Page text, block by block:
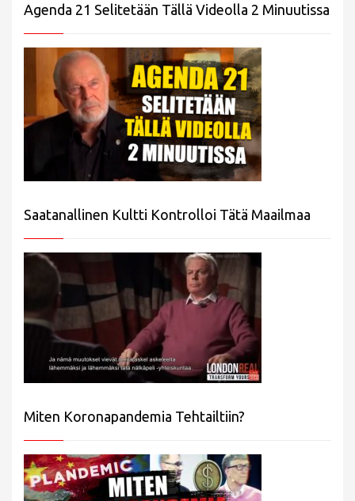
Agenda 21 Selitetään Tällä Videolla 2 Minuutissa
Saatanallinen Kultti Kontrolloi Tätä Maailmaa
Miten Koronapandemia Tehtailtiin?